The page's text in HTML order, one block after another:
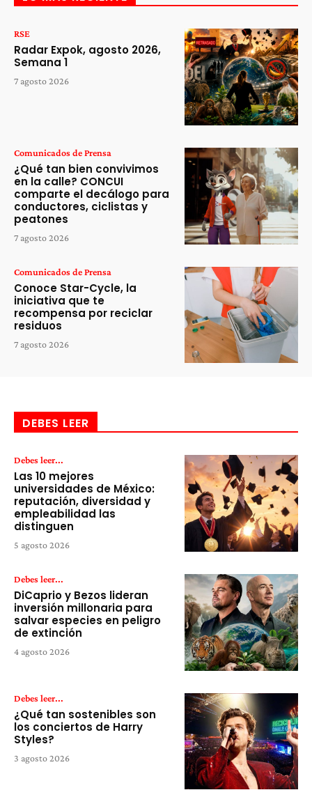
RSE
Radar Expok, agosto 2026,
Semana 1
7 agosto 2026
Comunicados de Prensa
¿Qué tan bien convivimos
en la calle? CONCUI
comparte el decálogo para
conductores, ciclistas y
peatones
7 agosto 2026
Comunicados de Prensa
Conoce Star-Cycle, la
iniciativa que te
recompensa por reciclar
residuos
7 agosto 2026
DEBES LEER
Debes leer...
Las 10 mejores
universidades de México:
reputación, diversidad y
empleabilidad las
distinguen
5 agosto 2026
Debes leer...
DiCaprio y Bezos lideran
inversión millonaria para
salvar especies en peligro
de extinción
4 agosto 2026
Debes leer...
¿Qué tan sostenibles son
los conciertos de Harry
Styles?
3 agosto 2026